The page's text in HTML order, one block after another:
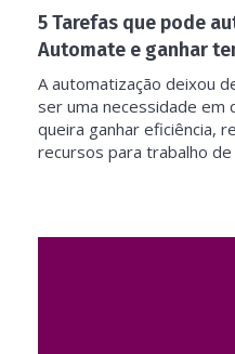
5 Tarefas que pode
Automate e ganhar
A automatização deixou
ser uma necessidade em
queira ganhar eficiência,
recursos para trabalho